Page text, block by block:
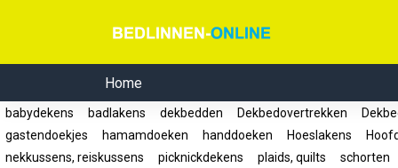
Home
babydekens badlakens dekbedden Dekbedovertrekken
gastendoekjes
hamamdoeken handdoeken Hoeslakens
nekkussens, reiskussens
picknickdekens plaids, quilts
schorten